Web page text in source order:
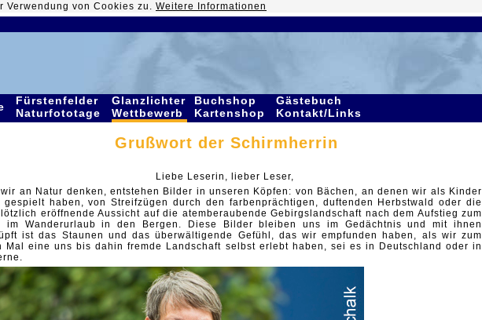
Verwendung von Cookies zu. Weitere Informationen
Fürstenfelder
Naturfototage
Glanzlichter
Wettbewerb
Buchshop
Kartenshop
Gästebuch
Kontakt/Links
Grußwort der Schirmherrin
Liebe Leserin, lieber Leser,
an Natur denken, entstehen Bilder in unseren Köpfen: von Bächen, an denen wir als Kinder
gespielt haben, von Streifzügen durch den farbenprächtigen, duftenden Herbstwald oder die
eröffnende Aussicht auf die atemberaubende Gebirgslandschaft nach dem Aufstieg zum
im Wanderurlaub in den Bergen. Diese Bilder bleiben uns im Gedächtnis und mit ihnen
ist das Staunen und das überwältigende Gefühl, das wir empfunden haben, als wir zum
Mal eine uns bis dahin fremde Landschaft selbst erlebt haben, sei es in Deutschland oder in